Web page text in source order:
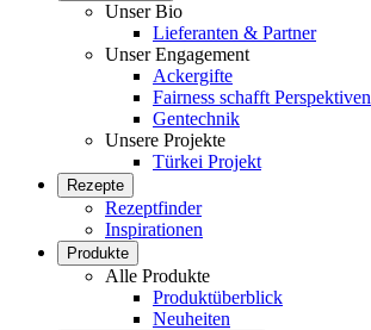
Unser Bio
Lieferanten & Partner
Unser Engagement
Ackergifte
Fairness schafft Perspektiven
Gentechnik
Unsere Projekte
Türkei Projekt
Rezepte
Rezeptfinder
Inspirationen
Produkte
Alle Produkte
Produktüberblick
Neuheiten